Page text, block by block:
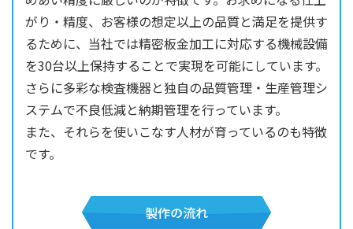
がり・精度、お客様の想定以上の品質と満足を提供す
るために、当社では精密板金加工に対応する機械設備
を30台以上保持することで実現を可能にしています。
さらに多彩な検査機器と独自の品質管理・生産管理シ
ステムで不良低減と納期管理を行っています。
また、それらを使いこなす人材が育っているのも特徴
です。
製作の流れ